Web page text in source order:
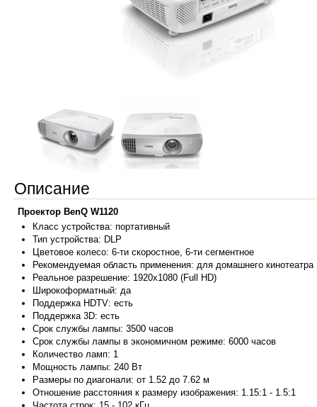
Описание
Проектор BenQ W1120
Класс устройства: портативный
Тип устройства: DLP
Цветовое колесо: 6-ти скоростное, 6-ти сегментное
Рекомендуемая область применения: для домашнего кинотеатра
Реальное разрешение: 1920x1080 (Full HD)
Широкоформатный: да
Поддержка HDTV: есть
Поддержка 3D: есть
Срок службы лампы: 3500 часов
Срок службы лампы в экономичном режиме: 6000 часов
Количество ламп: 1
Мощность лампы: 240 Вт
Размеры по диагонали: от 1.52 до 7.62 м
Отношение расстояния к размеру изображения: 1.15:1 - 1.5:1